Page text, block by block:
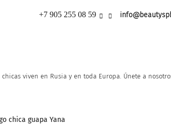
+7 905 255 08 59
viven en Rusia y en toda Europa. Únete a
chica guapa Yana